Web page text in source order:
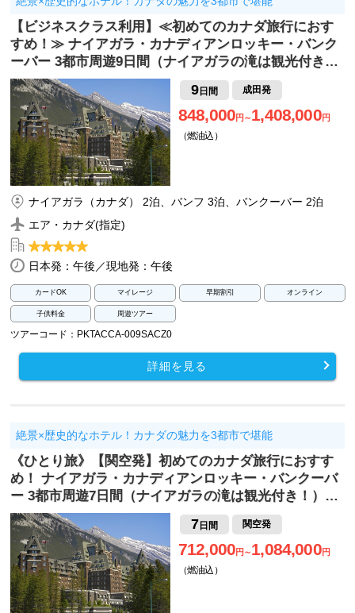
【ビジネスクラス利用】≪初めてのカナダ旅行におす
すめ！≫ ナイアガラ・カナディアンロッキー・バンク
ーバー 3都市周遊9日間（ナイアガラの滝は観光付き…
9日間 成田発
848,000円～1,408,000円
（燃油込）
ナイアガラ（カナダ） 2泊、バンフ 3泊、バンクーバー 2泊
エア・カナダ(指定)
日本発：午後／現地発：午後
カードOK マイレージ 早期割引 オンライン
子供料金 周遊ツアー
ツアーコード：PKTACCA-009SACZ0
詳細を見る
絶景×歴史的なホテル！カナダの魅力を3都市で堪能
《ひとり旅》【関空発】初めてのカナダ旅行におすす
め！ ナイアガラ・カナディアンロッキー・バンクーバ
ー 3都市周遊7日間（ナイアガラの滝は観光付き！）…
7 日間 関空発
712,000円～1,084,000円
（燃油込）